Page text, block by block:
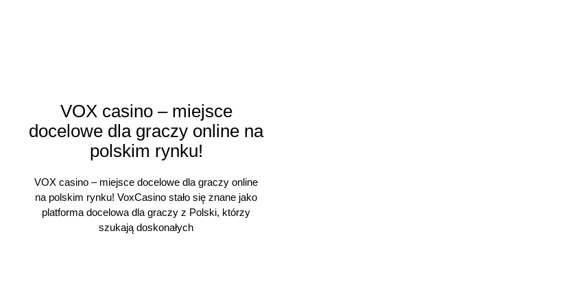
VOX casino – miejsce
docelowe dla graczy online na
polskim rynku!
VOX casino – miejsce docelowe dla graczy online
na polskim rynku! VoxCasino stało się znane jako
platforma docelowa dla graczy z Polski, którzy
szukają doskonałych